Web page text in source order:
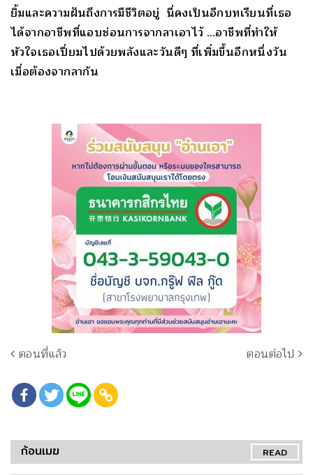
ยิ้มและความฝันถึงการมีชีวิตอยู่ นี่คงเป็นอีกบทเรียนที่เธอ
ได้จากอาชีพที่แอบซ่อนการจากลาเอาไว้ …อาชีพที่ทำให้
หัวใจเธอเปี่ยมไปด้วยพลังและวันดีๆ ที่เพิ่มขึ้นอีกหนึ่งวัน
เมื่อต้องจากลากัน
ตอนที่แล้ว ตอนต่อไป
READ
ก้อนเมฆ